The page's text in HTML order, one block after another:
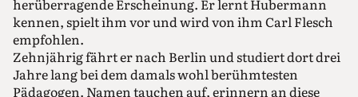
kennen, spielt ihm vor und wird von ihm Carl Flesch
empfohlen.
Zehnjährig fährt er nach Berlin und studiert dort drei
Jahre lang bei dem damals wohl berühmtesten
Pädagogen. Namen tauchen auf, erinnern an diese